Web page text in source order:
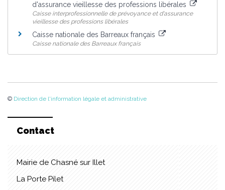
d'assurance vieillesse des professions libérales
Caisse interprofessionnelle de prévoyance et d'assurance
vieillesse des professions libérales
Caisse nationale des Barreaux français
Caisse nationale des Barreaux français
© Direction de l'information légale et administrative
Contact
Mairie de Chasné sur Illet
La Porte Pilet